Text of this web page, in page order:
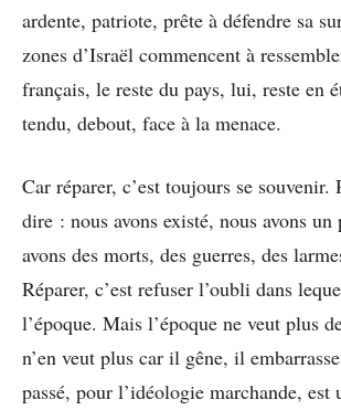
ardente, patriote, prête à défendre sa
zones d’Israël commencent à
français, le reste du pays, lui, reste en
tendu, debout, face à la menace.
Car réparer, c’est toujours se souvenir.
dire : nous avons existé, nous avons un
avons des morts, des guerres, des
Réparer, c’est refuser l’oubli dans
l’époque. Mais l’époque ne veut plus
n’en veut plus car il gêne, il
passé, pour l’idéologie marchande,